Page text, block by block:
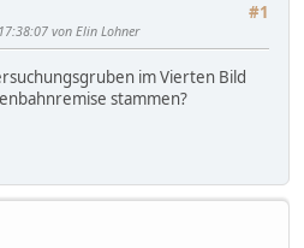
#1
von Elin Lohner
im Vierten Bild
stammen?